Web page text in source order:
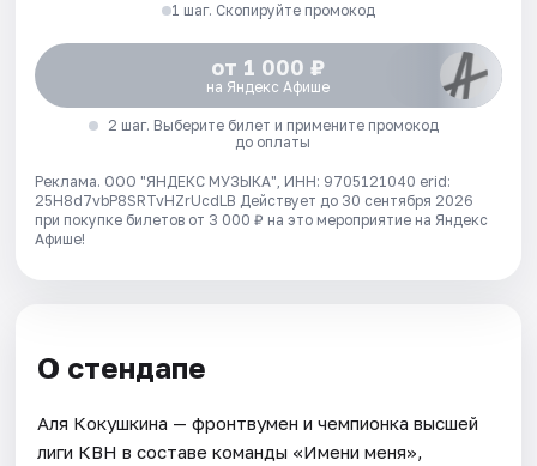
1 шаг. Скопируйте промокод
от 1 000 ₽
на Яндекс Афише
2 шаг. Выберите билет и примените промокод
до оплаты
Реклама. ООО "ЯНДЕКС МУЗЫКА", ИНН: 9705121040 erid:
25H8d7vbP8SRTvHZrUcdLB Действует до 30 сентября 2026
при покупке билетов от 3 000 ₽ на это мероприятие на Яндекс
Афише!
О стендапе
Аля Кокушкина — фронтвумен и чемпионка высшей
лиги КВН в составе команды «Имени меня»,